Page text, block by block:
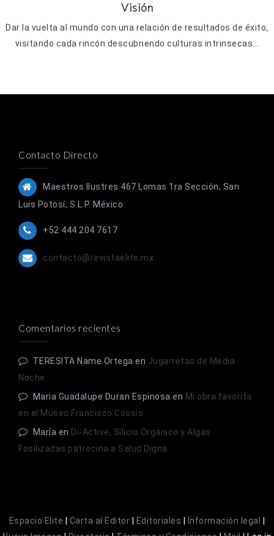
Visión
Dar la vuelta al mundo con una relación de resultados de éxito,
visitando cada rincón descubriendo culturas intrinsecas...
Contacto Directo
Maestros Ilustres 467 Lomas 1ra Sección, San
Luis Potosí, S.L.P. México
+52 444 204 7617
contacto@revistaelite.mx
Comentarios recientes
TERESITA Name Ortega en Jugarretas de Media
Noche
Maria Guadalupe Duran Espinosa en Mi obra favorita
en el Museo Francisco Cossío
María en Di-Active, Silicio Orgánico y Algas
Fosilizadas patrocina a Salud Digna
Espacio Elite Carta al Editor Editoriales Información legal